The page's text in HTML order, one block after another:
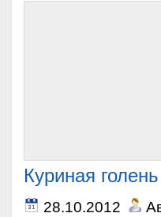
Куриная
28.10.2012